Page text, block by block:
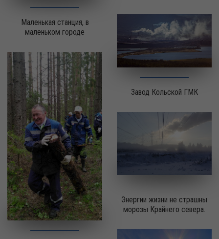
Маленькая станция, в
маленьком городе
Завод Кольской ГМК
Энергии жизни не страшны
морозы Крайнего севера.